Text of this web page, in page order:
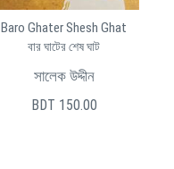
Baro Ghater Shesh Ghat
বার ঘাটের শেষ ঘাট
সালেক উদ্দীন
BDT 150.00